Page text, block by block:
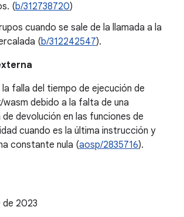
(b/312738720)
cuando se sale de la llamada a la
(b/312242547).
falla del tiempo de ejecución de
wasm debido a la falta de una
devolución en las funciones de
cuando es la última instrucción y
constante nula (aosp/2835716).
de 2023